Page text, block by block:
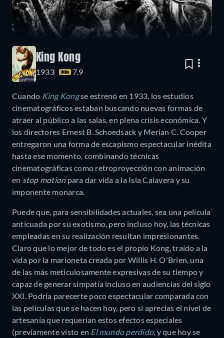
King Kong
1933 7.9
Cuando King Kongse estrenó en 1933, los estudios
cinematográficos estaban buscando nuevas formas de
atraer al público a las salas, en plena crisis económica. Y
los directores Ernest B. Schoedsack y Merian C. Cooper
entregaron una forma de escapismo espectacular inédita
hasta ese momento, combinando técnicas
cinematográficas como retroproyección con animación
en stop motionpara dar vida a la Isla Calavera y su
imponente monarca.
Puede que, para sensibilidades actuales, sea una película
anticuada por su exotismo, pero incluso hoy, las técnicas
empleadas en su realización resultan impresionantes.
Claro que lo mejor de todo es el propio Kong, traído a la
vida por la marioneta creada por Willis H. O'Brien, una
de las más meticulosamente expresivas de su tiempo y
capaz de generar simpatía incluso en audiencias del siglo
XXI. Podría parecerte poco espectacular comparada con
las películas que se hacen hoy, pero si aprecias el nivel de
artesanía que requerían estos efectos especiales
(previamente visto en El mundo perdido, y que hoy se